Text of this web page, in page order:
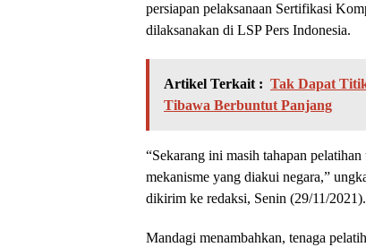
persiapan pelaksanaan Sertifikasi
dilaksanakan di LSP Pers Indonesia.
Artikel Terkait : Tak Dapat
Tibawa Berbuntut Panjang
“Sekarang ini masih tahapan
mekanisme yang diakui negara,”
dikirim ke redaksi, Senin (29/11/2021).
Mandagi menambahkan, tenaga